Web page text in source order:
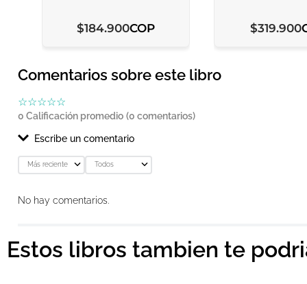
$184.900COP $319.900
Comentarios sobre este libro
☆☆☆☆☆
0 Calificación promedio (0 comentarios)
Escribe un comentario
Agregar comentario
Más reciente Todos
No hay comentarios.
Estos libros tambien te